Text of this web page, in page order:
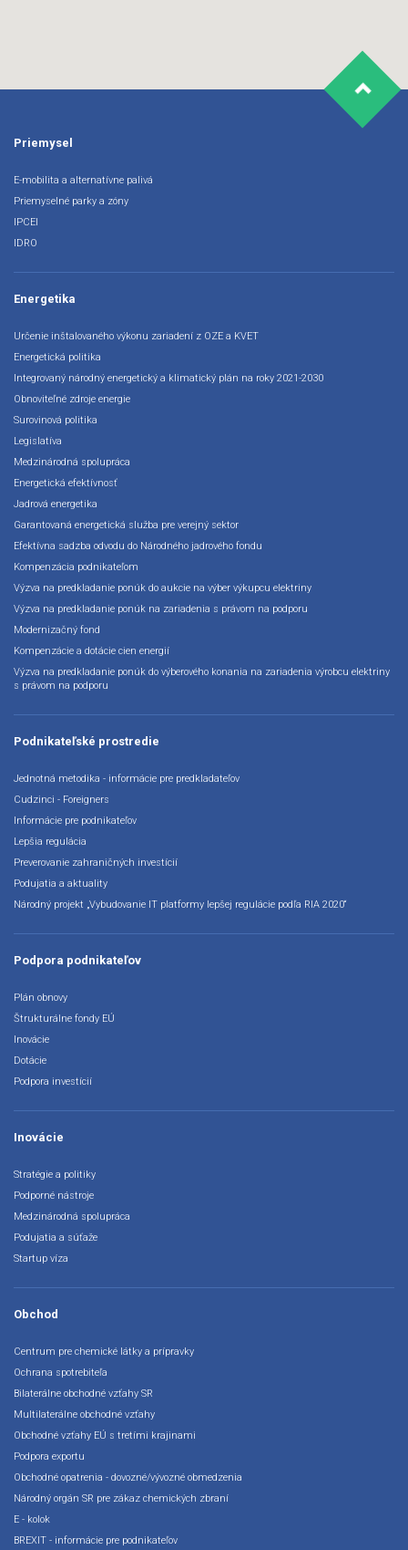
Priemysel
E-mobilita a alternatívne palivá
Priemyselné parky a zóny
IPCEI
IDRO
Energetika
Určenie inštalovaného výkonu zariadení z OZE a KVET
Energetická politika
Integrovaný národný energetický a klimatický plán na roky 2021-2030
Obnoviteľné zdroje energie
Surovinová politika
Legislatíva
Medzinárodná spolupráca
Energetická efektívnosť
Jadrová energetika
Garantovaná energetická služba pre verejný sektor
Efektívna sadzba odvodu do Národného jadrového fondu
Kompenzácia podnikateľom
Výzva na predkladanie ponúk do aukcie na výber výkupcu elektriny
Výzva na predkladanie ponúk na zariadenia s právom na podporu
Modernizačný fond
Kompenzácie a dotácie cien energií
Výzva na predkladanie ponúk do výberového konania na zariadenia výrobcu elektriny
s právom na podporu
Podnikateľské prostredie
Jednotná metodika - informácie pre predkladateľov
Cudzinci - Foreigners
Informácie pre podnikateľov
Lepšia regulácia
Preverovanie zahraničných investícií
Podujatia a aktuality
Národný projekt „Vybudovanie IT platformy lepšej regulácie podľa RIA 2020“
Podpora podnikateľov
Plán obnovy
Štrukturálne fondy EÚ
Inovácie
Dotácie
Podpora investícií
Inovácie
Stratégie a politiky
Podporné nástroje
Medzinárodná spolupráca
Podujatia a súťaže
Startup víza
Obchod
Centrum pre chemické látky a prípravky
Ochrana spotrebiteľa
Bilaterálne obchodné vzťahy SR
Multilaterálne obchodné vzťahy
Obchodné vzťahy EÚ s tretími krajinami
Podpora exportu
Obchodné opatrenia - dovozné/vývozné obmedzenia
Národný orgán SR pre zákaz chemických zbraní
E - kolok
BREXIT - informácie pre podnikateľov